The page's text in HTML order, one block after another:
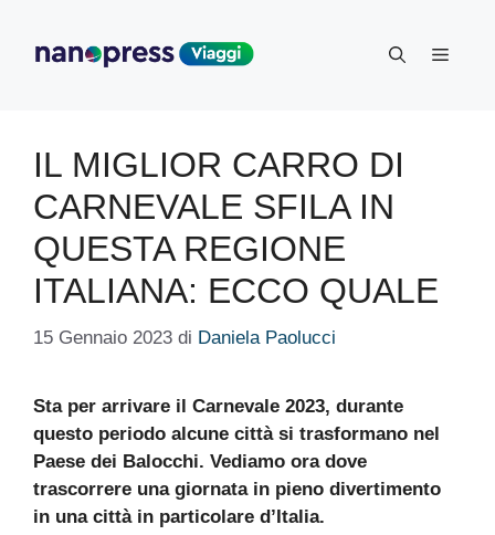
contenuto
Menu
IL MIGLIOR CARRO DI
CARNEVALE SFILA IN
QUESTA REGIONE
ITALIANA: ECCO QUALE
15 Gennaio 2023 di Daniela Paolucci
Sta per arrivare il Carnevale 2023, durante
questo periodo alcune città si trasformano nel
Paese dei Balocchi. Vediamo ora dove
trascorrere una giornata in pieno divertimento
in una città in particolare d’Italia.